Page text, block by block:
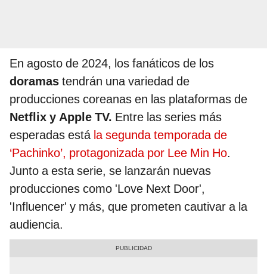
En agosto de 2024, los fanáticos de los
doramas tendrán una variedad de
producciones coreanas en las plataformas de
Netflix y Apple TV. Entre las series más
esperadas estála segunda temporada de
‘Pachinko’, protagonizada por Lee Min Ho.
Junto a esta serie, se lanzarán nuevas
producciones como 'Love Next Door',
'Influencer' y más, que prometen cautivar a la
audiencia.